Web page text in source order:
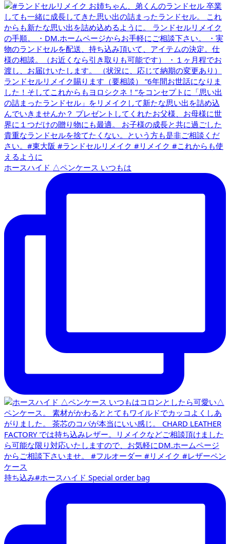
ホースハイド △ペンケース いつもは
持ち込み#ホースハイド Special order bag